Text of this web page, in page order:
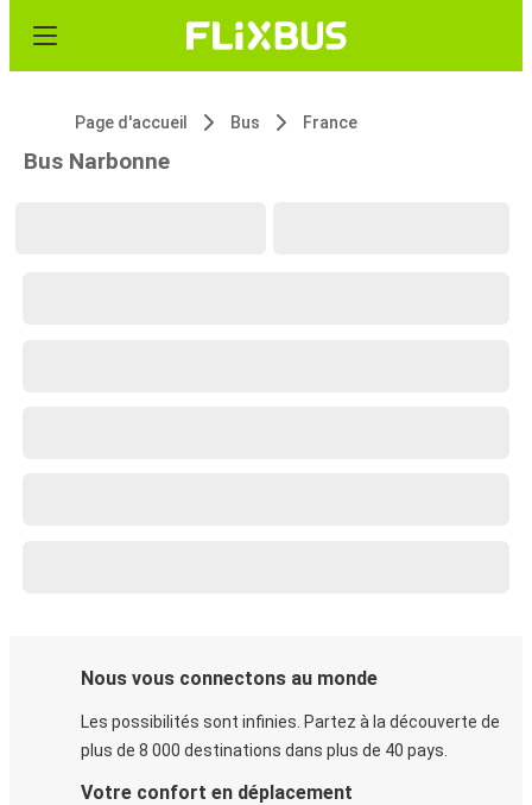
Page d'accueil Bus France
Bus Narbonne
Nous vous connectons au monde
Les possibilités sont infinies. Partez à la découverte de
plus de 8 000 destinations dans plus de 40 pays.
Votre confort en déplacement